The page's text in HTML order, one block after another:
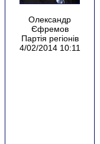
Олександр
Єфремов
Партія регіонів
4/02/2014 10:11